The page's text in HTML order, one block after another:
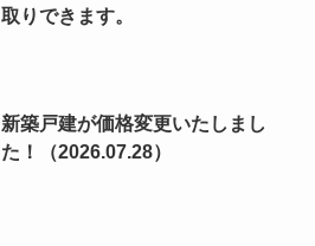
取りできます。
新築戸建が価格変更いたしまし
た！（2026.07.28）